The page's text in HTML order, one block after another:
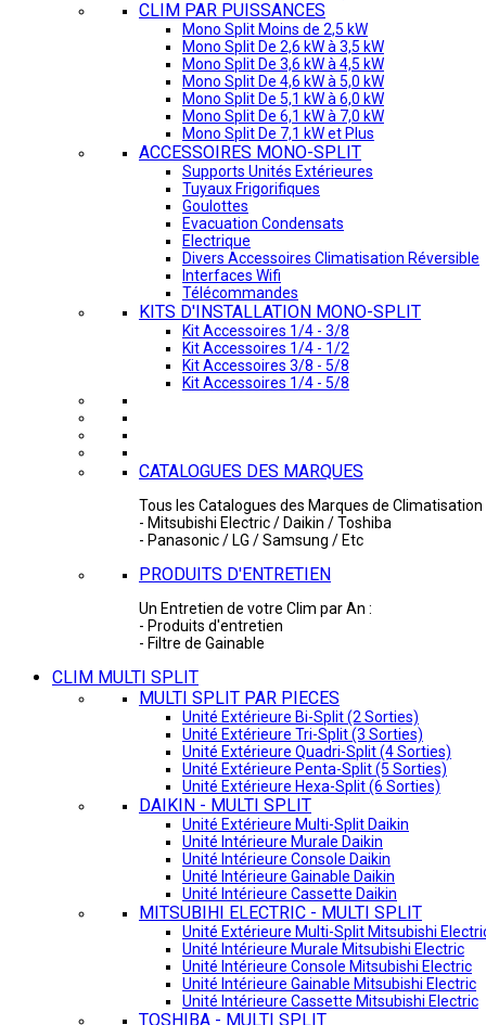
CLIM PAR PUISSANCES
Mono Split Moins de 2,5 kW
Mono Split De 2,6 kW à 3,5 kW
Mono Split De 3,6 kW à 4,5 kW
Mono Split De 4,6 kW à 5,0 kW
Mono Split De 5,1 kW à 6,0 kW
Mono Split De 6,1 kW à 7,0 kW
Mono Split De 7,1 kW et Plus
ACCESSOIRES MONO-SPLIT
Supports Unités Extérieures
Tuyaux Frigorifiques
Goulottes
Evacuation Condensats
Electrique
Divers Accessoires Climatisation Réversible
Interfaces Wifi
Télécommandes
KITS D'INSTALLATION MONO-SPLIT
Kit Accessoires 1/4 - 3/8
Kit Accessoires 1/4 - 1/2
Kit Accessoires 3/8 - 5/8
Kit Accessoires 1/4 - 5/8
CATALOGUES DES MARQUES
Tous les Catalogues des Marques de Climatisation
- Mitsubishi Electric / Daikin / Toshiba
- Panasonic / LG / Samsung / Etc
PRODUITS D'ENTRETIEN
Un Entretien de votre Clim par An :
- Produits d'entretien
- Filtre de Gainable
CLIM MULTI SPLIT
MULTI SPLIT PAR PIECES
Unité Extérieure Bi-Split (2 Sorties)
Unité Extérieure Tri-Split (3 Sorties)
Unité Extérieure Quadri-Split (4 Sorties)
Unité Extérieure Penta-Split (5 Sorties)
Unité Extérieure Hexa-Split (6 Sorties)
DAIKIN - MULTI SPLIT
Unité Extérieure Multi-Split Daikin
Unité Intérieure Murale Daikin
Unité Intérieure Console Daikin
Unité Intérieure Gainable Daikin
Unité Intérieure Cassette Daikin
MITSUBIHI ELECTRIC - MULTI SPLIT
Unité Extérieure Multi-Split Mitsubishi
Unité Intérieure Murale Mitsubishi Electric
Unité Intérieure Console Mitsubishi Electric
Unité Intérieure Gainable Mitsubishi Electric
Unité Intérieure Cassette Mitsubishi Electric
TOSHIBA - MULTI SPLIT